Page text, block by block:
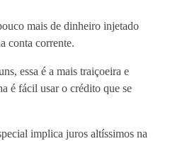
mais de dinheiro injetado
conta corrente.
essa é a mais traiçoeira e
é fácil usar o crédito que se
implica juros altíssimos na